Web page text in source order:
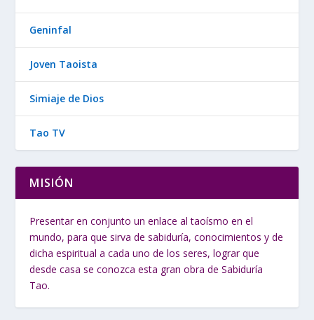
Geninfal
Joven Taoista
Simiaje de Dios
Tao TV
MISIÓN
Presentar en conjunto un enlace al taoísmo en el
mundo, para que sirva de sabiduría, conocimientos y de
dicha espiritual a cada uno de los seres, lograr que
desde casa se conozca esta gran obra de Sabiduría
Tao.